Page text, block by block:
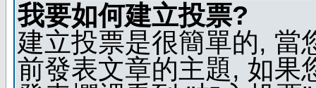
我要如何建立投票?
建立投票是很簡單的, 當
前發表文章的主題, 如果